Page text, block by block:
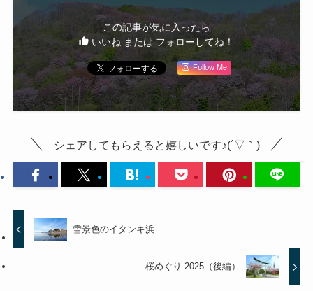
この記事が気に入ったら
いいね または フォローしてね！
Follow Me
シェアしてもらえると嬉しいです♪(´▽｀)
雪景色のイタンキ浜
桜めぐり 2025（後編）